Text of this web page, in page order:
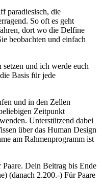
paradiesisch, die
So oft es geht
dort wo die Delfine
beobachten und einfach
und ich werde euch
Basis für jede
und in den Zellen
Zeitpunkt
Unterstützend dabei
über das Human Design
am Rahmenprogramm ist
Dein Beitrag bis Ende
(danach 2.200.-) Für Paare